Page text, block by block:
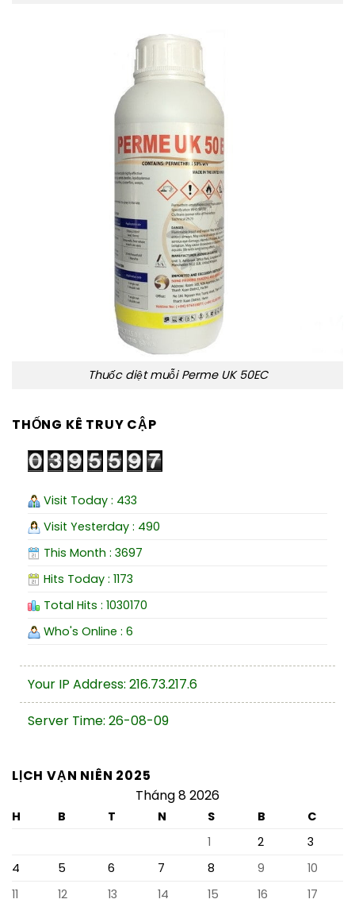
Thuốc diệt muỗi Perme UK 50EC
THỐNG KÊ TRUY CẬP
Visit Today : 433
Visit Yesterday : 490
This Month : 3697
Hits Today : 1173
Total Hits : 1030170
Who's Online : 6
Your IP Address: 216.73.217.6
Server Time: 26-08-09
LỊCH VẠN NIÊN 2025
Tháng 8 2026
H B T N S B
C
1
2
3
4
5 6 7 8 9
10
11
12 13 14 15 16
17